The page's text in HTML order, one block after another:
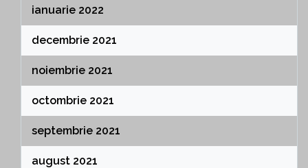
ianuarie 2022
decembrie 2021
noiembrie 2021
octombrie 2021
septembrie 2021
august 2021